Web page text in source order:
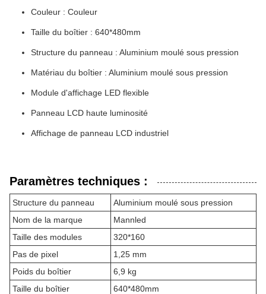
Couleur : Couleur
Taille du boîtier : 640*480mm
Structure du panneau : Aluminium moulé sous pression
Matériau du boîtier : Aluminium moulé sous pression
Module d'affichage LED flexible
Panneau LCD haute luminosité
Affichage de panneau LCD industriel
Paramètres techniques :
Structure du panneau
Aluminium moulé sous pression
Nom de la marque
Mannled
Taille des modules
320*160
Pas de pixel
1,25 mm
Poids du boîtier
6,9 kg
Taille du boîtier
640*480mm